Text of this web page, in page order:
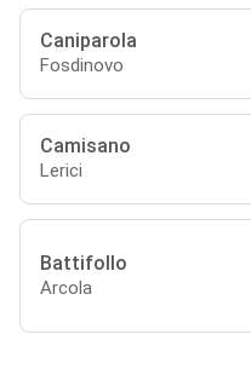
Caniparola
Fosdinovo
Camisano
Lerici
Battifollo
Arcola